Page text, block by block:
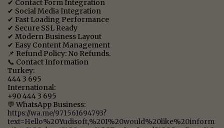
✔ Contact Form Integration
✔ Social Media Integration
✔ Fast Loading Performance
✔ Secure SSL Ready
✔ Modern Business Layout
✔ Easy Content Management
📌 Refund Policy: No Refunds.
📞 Contact Information
Turkey:
444 3 695
International:
+90 444 3 695
💬 WhatsApp Business:
https://wa.me/971561694793?
text=Hello%20Yudisoft,%20I%20would%20like%20inform